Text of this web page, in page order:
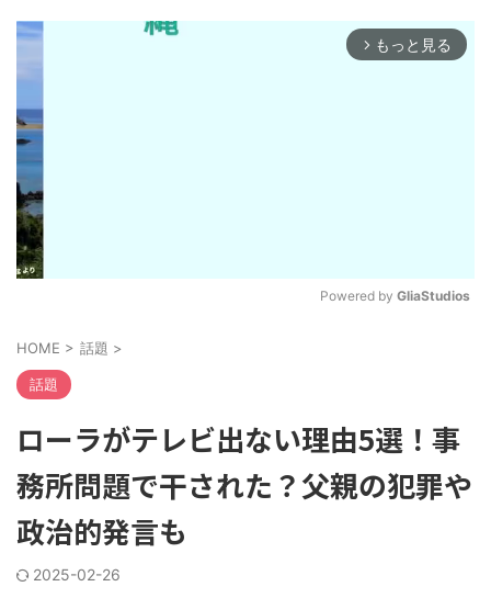
arrow_forward_ios もっと見る
Powered by GliaStudios
HOME > 話題 >
話題
ローラがテレビ出ない理由5選！事
務所問題で干された？父親の犯罪や
政治的発言も
2025-02-26